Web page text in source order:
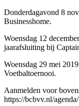
Donderdagavond 8
Businesshome.
Woensdag 12
jaarafsluiting bij
Woensdag 29 mei
Voetbaltoernooi.
Aanmelden voor
https://bcbvv.nl/